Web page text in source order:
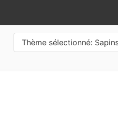
Thème sélectionné: